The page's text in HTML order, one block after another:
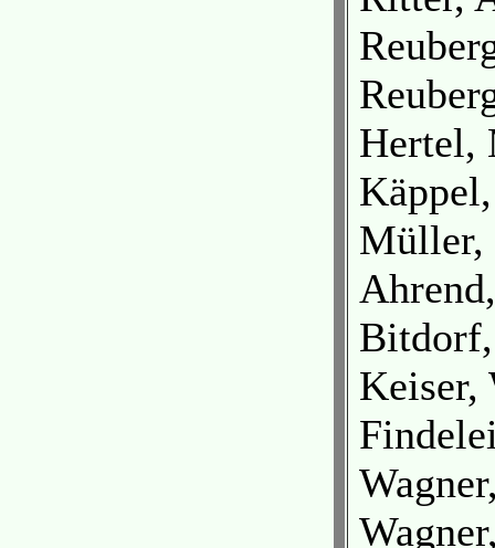
Hertel,
Müller,
Keiser,